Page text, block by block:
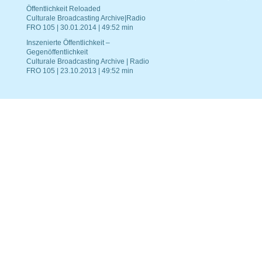
Öffentlichkeit Reloaded
Culturale Broadcasting Archive|Radio
FRO 105 | 30.01.2014 | 49:52 min
Inszenierte Öffentlichkeit –
Gegenöffentlichkeit
Culturale Broadcasting Archive | Radio
FRO 105 | 23.10.2013 | 49:52 min